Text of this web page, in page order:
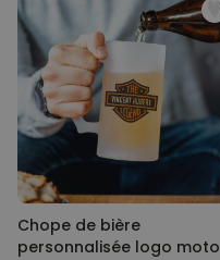
Chope de bière
personnalisée logo moto